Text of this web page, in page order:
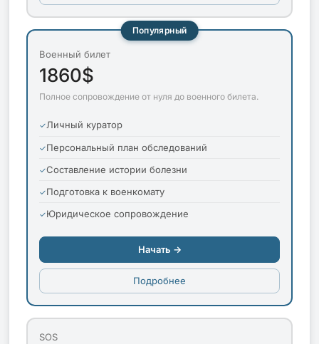
Популярный
Военный билет
1860$
Полное сопровождение от нуля до военного билета.
Личный куратор
Персональный план обследований
Составление истории болезни
Подготовка к военкомату
Юридическое сопровождение
Начать →
Подробнее
SOS